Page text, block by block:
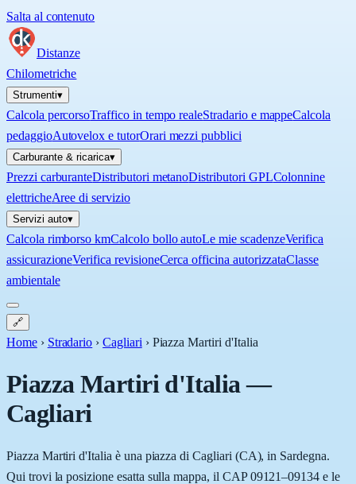
Salta al contenuto
Distanze
Chilometriche
Strumenti▾
Calcola percorsoTraffico in tempo realeStradario e mappeCalcola
pedaggioAutovelox e tutorOrari mezzi pubblici
Carburante & ricarica▾
Prezzi carburanteDistributori metanoDistributori GPLColonnine
elettricheAree di servizio
Servizi auto▾
Calcola rimborso kmCalcolo bollo autoLe mie scadenzeVerifica
assicurazioneVerifica revisioneCerca officina autorizzataClasse
ambientale
🔗
Home › Stradario › Cagliari › Piazza Martiri d'Italia
Piazza Martiri d'Italia—
Cagliari
Piazza Martiri d'Italia è una piazza di Cagliari (CA), in Sardegna.
Qui trovi la posizione esatta sulla mappa, il CAP 09121–09134 e le